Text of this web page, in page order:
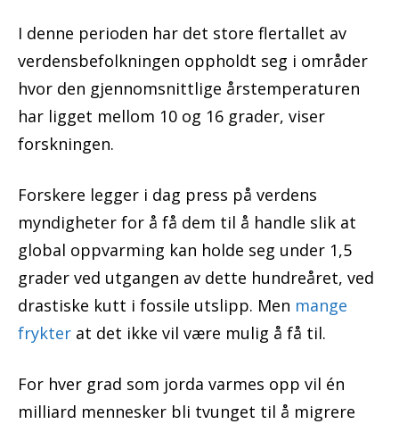
I denne perioden har det store flertallet av
verdensbefolkningen oppholdt seg i områder
hvor den gjennomsnittlige årstemperaturen
har ligget mellom 10 og 16 grader, viser
forskningen.
Forskere legger i dag press på verdens
myndigheter for å få dem til å handle slik at
global oppvarming kan holde seg under 1,5
grader ved utgangen av dette hundreåret, ved
drastiske kutt i fossile utslipp. Men mange
frykter at det ikke vil være mulig å få til.
For hver grad som jorda varmes opp vil én
milliard mennesker bli tvunget til å migrere